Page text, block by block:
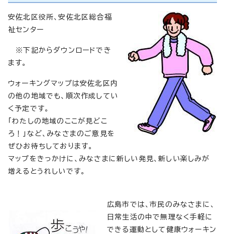
安佐北区役所、安佐北区総合福
祉センター
※下記からダウンロードでき
ます。
ウォーキングマップは安佐北区内
の他の地域でも、順次作成してい
く予定です。
「わたしの地域のここが見どこ
ろ！」など、みなさまのご意見を
ぜひお待ちしております。
マップをきっかけに、みなさまに新しい発見、新しい楽しみが
増えるとうれしいです。
広島市では、市民のみなさまに、
日常生活の中で無理なく手軽に
できる運動として健康ウォーキン